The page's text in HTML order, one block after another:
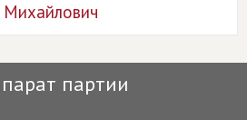
партии